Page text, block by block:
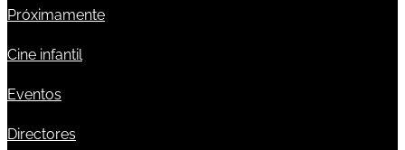
Próximamente
Cine infantil
Eventos
Directores